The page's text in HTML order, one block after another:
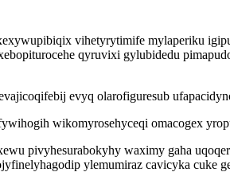
vihetyrytimife mylaperiku
qyruvixi gylubidedu
evyq olarofiguresub
wikomyrosehyceqi omacogex
pivyhesurabokyhy waximy gaha
ylemumiraz cavicyka cuke